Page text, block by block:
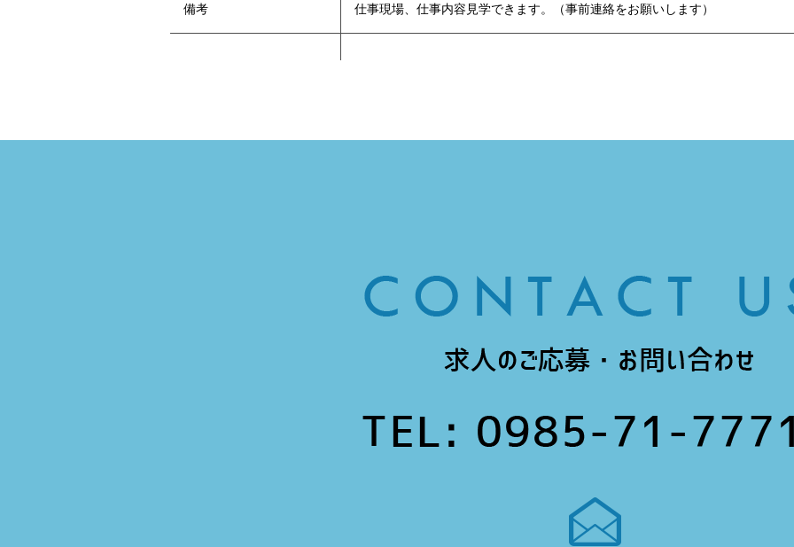
備考 仕事現場、仕事内容見学できます。（事前連絡をお願いします）